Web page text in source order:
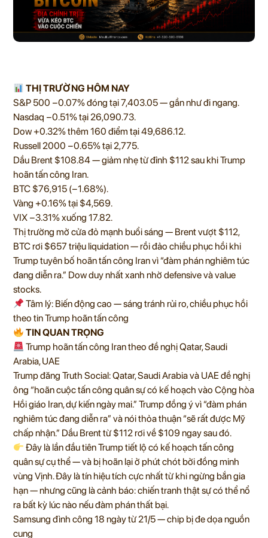
THỊ TRƯỜNG HÔM NAY
S&P 500 −0.07% đóng tại 7,403.05 — gần như đi ngang.
Nasdaq −0.51% tại 26,090.73.
Dow +0.32% thêm 160 điểm tại 49,686.12.
Russell 2000 −0.65% tại 2,775.
Dầu Brent $108.84 — giảm nhẹ từ đỉnh $112 sau khi Trump
hoãn tấn công Iran.
BTC $76,915 (−1.68%).
Vàng +0.16% tại $4,569.
VIX −3.31% xuống 17.82.
Thị trường mở cửa đỏ mạnh buổi sáng — Brent vượt $112,
BTC rơi $657 triệu liquidation — rồi đảo chiều phục hồi khi
Trump tuyên bố hoãn tấn công Iran vì “đàm phán nghiêm túc
đang diễn ra.” Dow duy nhất xanh nhờ defensive và value
stocks.
Tâm lý: Biến động cao — sáng tránh rủi ro, chiều phục hồi
theo tin Trump hoãn tấn công
TIN QUAN TRỌNG
Trump hoãn tấn công Iran theo đề nghị Qatar, Saudi
Arabia, UAE
Trump đăng Truth Social: Qatar, Saudi Arabia và UAE đề nghị
ông “hoãn cuộc tấn công quân sự có kế hoạch vào Cộng hòa
Hồi giáo Iran, dự kiến ngày mai.” Trump đồng ý vì “đàm phán
nghiêm túc đang diễn ra” và nói thỏa thuận “sẽ rất được Mỹ
chấp nhận.” Dầu Brent từ $112 rơi về $109 ngay sau đó.
Đây là lần đầu tiên Trump tiết lộ có kế hoạch tấn công
quân sự cụ thể — và bị hoãn lại ở phút chót bởi đồng minh
vùng Vịnh. Đây là tín hiệu tích cực nhất từ khi ngừng bắn gia
hạn — nhưng cũng là cảnh báo: chiến tranh thật sự có thể nổ
ra bất kỳ lúc nào nếu đàm phán thất bại.
Samsung đình công 18 ngày từ 21/5 — chip bị đe dọa nguồn
cung